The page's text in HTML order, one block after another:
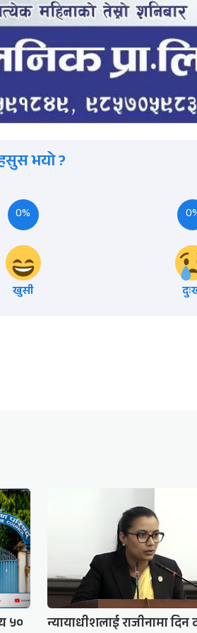
भयो ?
0%
खुसी
५०
न्यायाधीशलाई राजीनामा दिन